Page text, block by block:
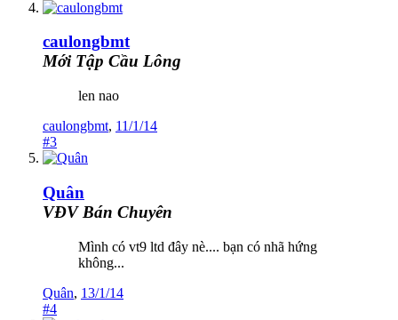
caulongbmt
Mới Tập Cầu Lông
len nao
caulongbmt, 11/1/14
#3
Quân
VĐV Bán Chuyên
Mình có vt9 ltd đây nè.... bạn có nhã hứng
không...
Quân, 13/1/14
#4